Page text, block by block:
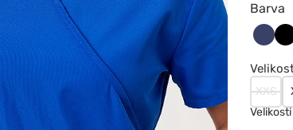
Barva
XXS